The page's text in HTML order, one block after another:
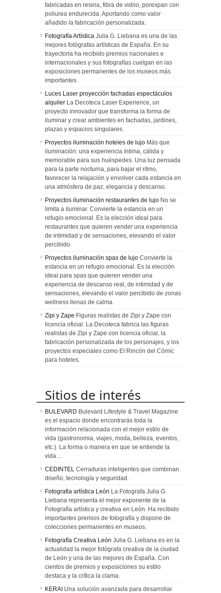
fabricadas en resina, fibra de vidrio, porexpan con
poliurea endurecida. Aportando como valor
añadido la fabricación personalizada.
Fotografía Artística Julia G. Liebana es una de las
mejores fotógrafas artísticas de España. En su
trayectoria ha recibido premios nacionales e
internacionales y sus fotografías cuelgan en las
exposiciones permanentes de los museos más
importantes.
Luces Laser proyección fachadas espectáculos
alquiler La Decoteca Laser Experience, un
proyecto innovador que transforma la forma de
iluminar y crear ambientes en fachadas, jardines,
plazas y espacios singulares.
Proyectos iluminación hoteles de lujo Más que
iluminación: una experiencia íntima, cálida y
memorable para sus huéspedes. Una luz pensada
para la parte nocturna, para bajar el ritmo,
favorecer la relajación y envolver cada estancia en
una atmósfera de paz, elegancia y descanso.
Proyectos iluminación restaurantes de lujo No se
limita a iluminar. Convierte la estancia en un
refugio emocional. Es la elección ideal para
restaurantes que quieren vender una experiencia
de intimidad y de sensaciones, elevando el valor
percibido.
Proyectos iluminación spas de lujo Convierte la
estancia en un refugio emocional. Es la elección
ideal para spas que quieren vender una
experiencia de descanso real, de intimidad y de
sensaciones, elevando el valor percibido de zonas
wellness llenas de calma.
Zipi y Zape Figuras realistas de Zipi y Zape con
licencia oficial. La Decoteca fabrica las figuras
realistas de Zipi y Zape con licencia oficial, la
fabricación personalizada de los personajes, y los
proyectos especiales como El Rincón del Cómic
para hoteles.
Sitios de interés
BULEVARD Bulevard Lifestyle & Travel Magazine
es el espacio donde encontrarás toda la
información relacionada con el mejor estilo de
vida (gastronomia, viajes, moda, belleza, eventos,
etc.). La forma o manera en que se entiende la
vida…
CEDINTEL Cerraduras inteligentes que combinan
diseño, tecnología y seguridad.
Fotografia artística León La Fotografa Julia G.
Liebana representa el mejor exponente de la
Fotografía artística y creativa en León. Ha recibido
importantes premios de fotografía y dispone de
colecciones permanentes en museos.
Fotografía Creativa León Julia G. Liebana es en la
actualidad la mejor fotógrafa creativa de la ciudad
de León y una de las mejores de España. Con
cientos de premios y exposiciones su estilo
destaca y la crítica la clama.
KERAI Una solución avanzada para desarrollar